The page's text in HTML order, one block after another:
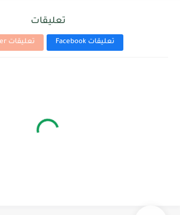
تعليقات
تعليقات Facebook تعليقات Blogger